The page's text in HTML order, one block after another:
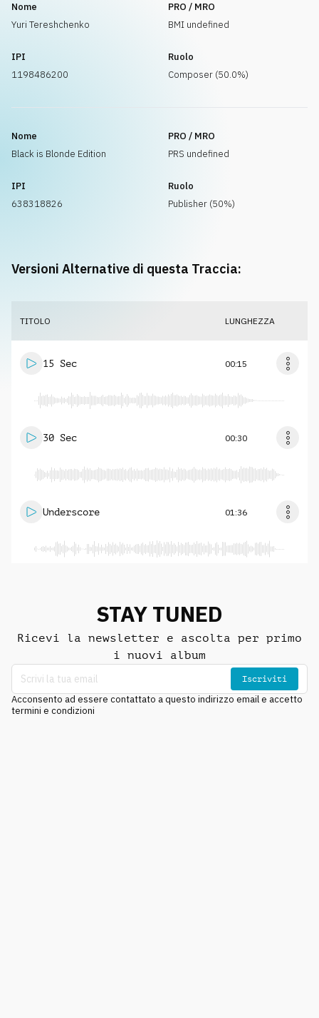
Nome
Yuri Tereshchenko
PRO / MRO
BMI undefined
IPI
1198486200
Ruolo
Composer (50.0%)
Nome
Black is Blonde Edition
PRO / MRO
PRS undefined
IPI
638318826
Ruolo
Publisher (50%)
Versioni Alternative di questa Traccia:
TITOLO LUNGHEZZA
15 Sec 00:15
30 Sec 00:30
Underscore 01:36
STAY TUNED
Ricevi la newsletter e ascolta per primo
i nuovi album
Iscriviti
Acconsento ad essere contattato a questo indirizzo email e accetto
termini e condizioni